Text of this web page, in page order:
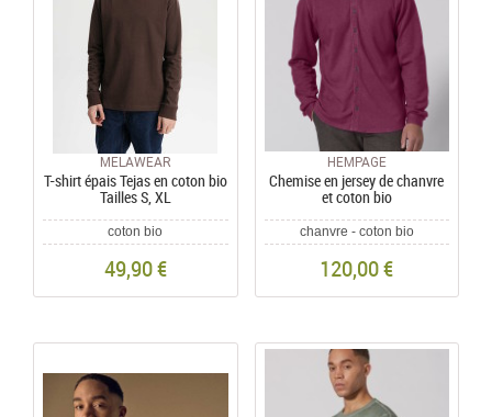
MELAWEAR
T-shirt épais Tejas en coton bio
Tailles S, XL
coton bio
49,90 €
HEMPAGE
Chemise en jersey de chanvre
et coton bio
chanvre - coton bio
120,00 €